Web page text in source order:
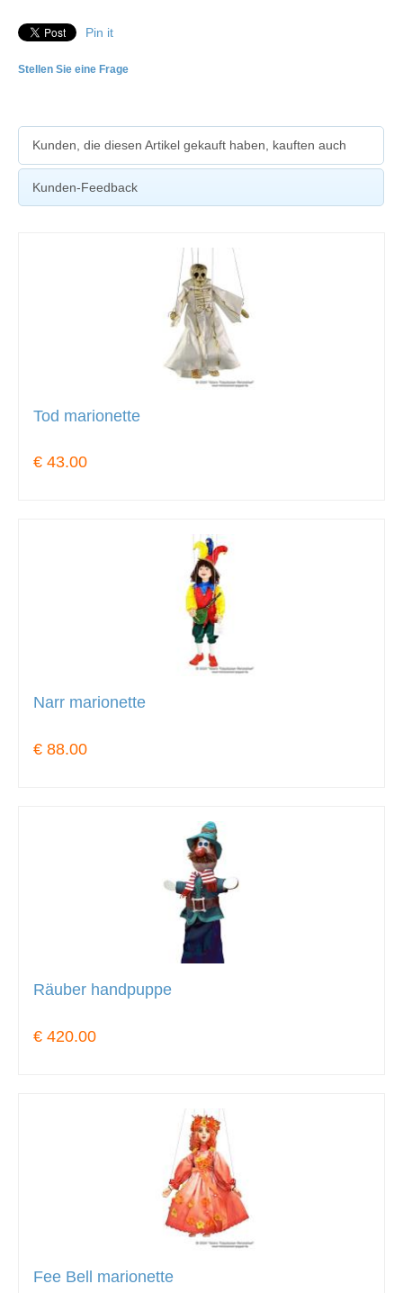
Pin it
Stellen Sie eine Frage
Kunden, die diesen Artikel gekauft haben, kauften auch
Kunden-Feedback
Tod marionette
€ 43.00
Narr marionette
€ 88.00
Räuber handpuppe
€ 420.00
Fee Bell marionette